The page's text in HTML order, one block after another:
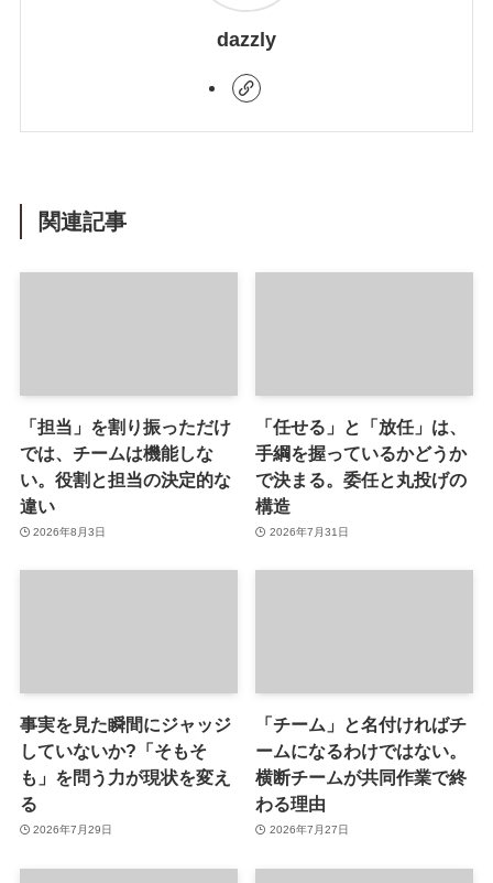
dazzly
関連記事
「担当」を割り振っただけ
では、チームは機能しな
い。役割と担当の決定的な
違い
2026年8月3日
「任せる」と「放任」は、
手綱を握っているかどうか
で決まる。委任と丸投げの
構造
2026年7月31日
事実を見た瞬間にジャッジ
していないか?「そもそ
も」を問う力が現状を変え
る
2026年7月29日
「チーム」と名付ければチ
ームになるわけではない。
横断チームが共同作業で終
わる理由
2026年7月27日